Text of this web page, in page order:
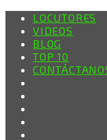
LOCUTORES
VIDEOS
BLOG
TOP 10